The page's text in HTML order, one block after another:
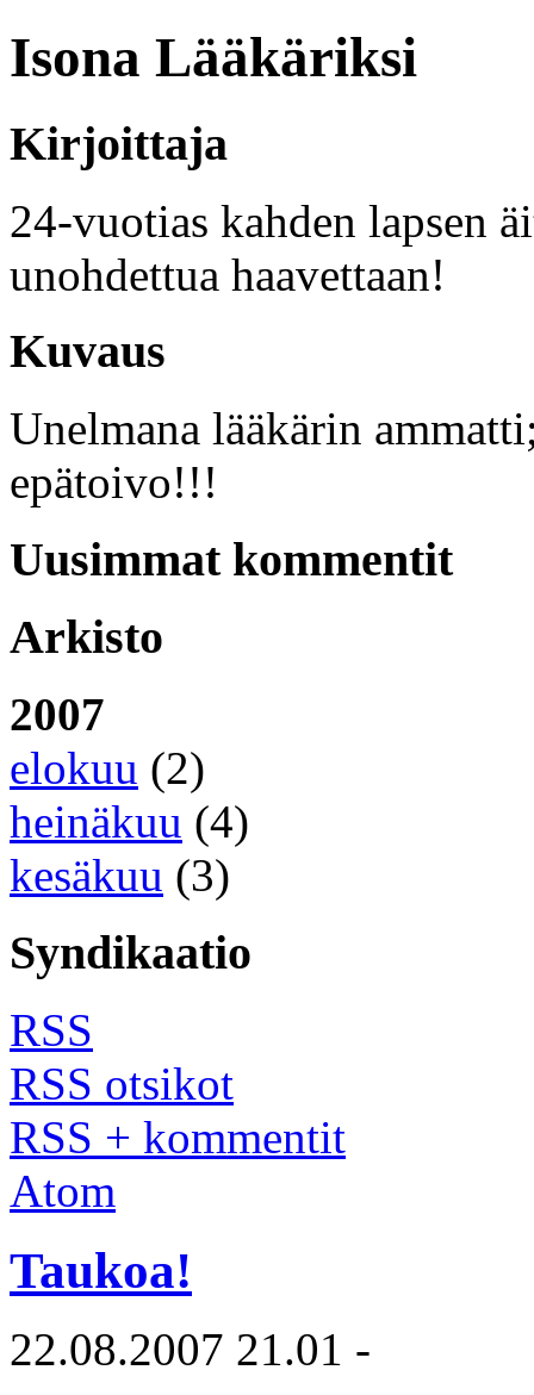
Isona Lääkäriksi
Kirjoittaja
24-vuotias kahden lapsen
unohdettua haavettaan!
Kuvaus
Unelmana lääkärin
epätoivo!!!
Uusimmat kommentit
Arkisto
2007
elokuu (2)
heinäkuu (4)
kesäkuu (3)
Syndikaatio
RSS
RSS otsikot
RSS + kommentit
Atom
Taukoa!
22.08.2007 21.01 -